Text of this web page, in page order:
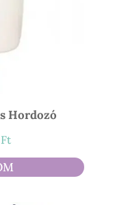
Hordozó
FtÁrtartomány:
4
900 Ft